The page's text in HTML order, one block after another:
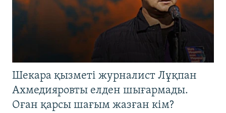
Шекара қызметі журналист Лұқпан
Ахмедияровты елден шығармады.
Оған қарсы шағым жазған кім?